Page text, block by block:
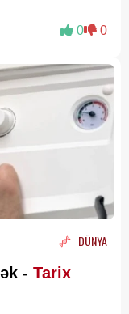
0 0
DÜNYA
- Tarix